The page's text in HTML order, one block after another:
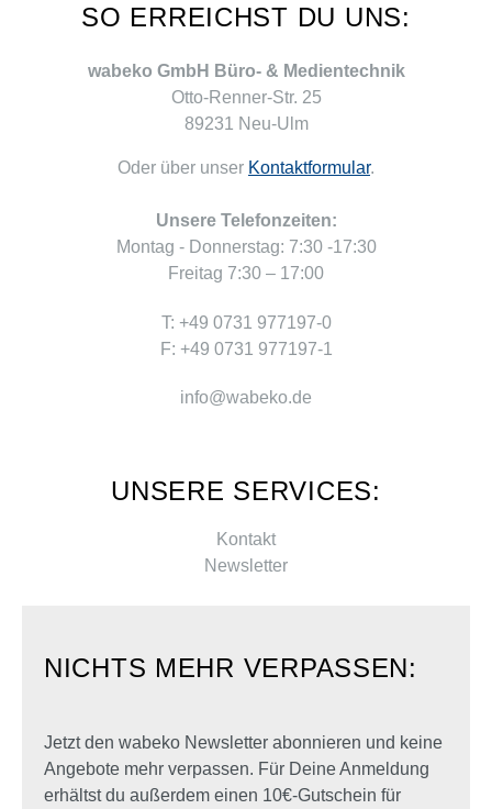
SO ERREICHST DU UNS:
wabeko GmbH Büro- & Medientechnik
Otto-Renner-Str. 25
89231 Neu-Ulm
Oder über unser Kontaktformular.
Unsere Telefonzeiten:
Montag - Donnerstag: 7:30 -17:30
Freitag 7:30 – 17:00
T: +49 0731 977197-0
F: +49 0731 977197-1
info@wabeko.de
UNSERE SERVICES:
Kontakt
Newsletter
NICHTS MEHR VERPASSEN:
Jetzt den wabeko Newsletter abonnieren und keine
Angebote mehr verpassen. Für Deine Anmeldung
erhältst du außerdem einen 10€-Gutschein für